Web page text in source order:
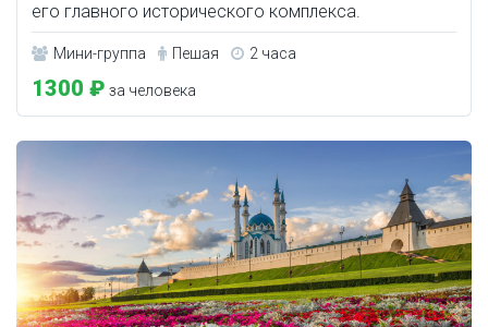
его главного исторического комплекса.
Мини-группа Пешая 2 часа
1300 ₽ за человека